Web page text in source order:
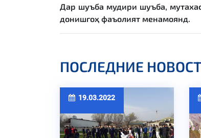
Дар шуъба мудири шуъба,
донишгоҳ фаъолият менамоянд.
ПОСЛЕДНИЕ
19.03.2022